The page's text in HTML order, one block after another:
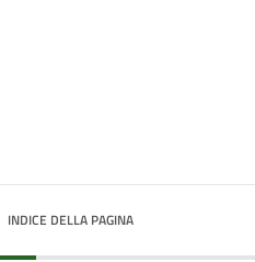
INDICE DELLA PAGINA